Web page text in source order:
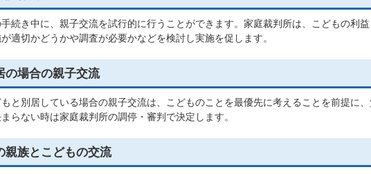
続き中に、親子交流を試行的に行うことができます。家庭裁判所は、こどもの利
適切かどうかや調査が必要かなどを検討し実施を促します。
の場合の親子交流
と別居している場合の親子交流は、こどものことを最優先に考えることを前提に
らない時は家庭裁判所の調停・審判で決定します。
親族とこどもの交流